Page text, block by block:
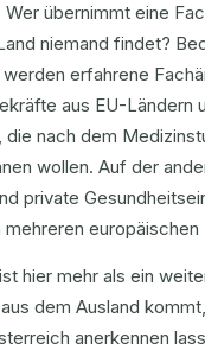
übernimmt eine
niemand findet?
erfahrene
aus EU-Ländern
nach dem
wollen. Auf der
private
europäischen
hier mehr als ein
dem Ausland
anerkennen